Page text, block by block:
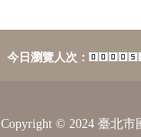
今日瀏覽人次：
Copyright © 2024 臺北